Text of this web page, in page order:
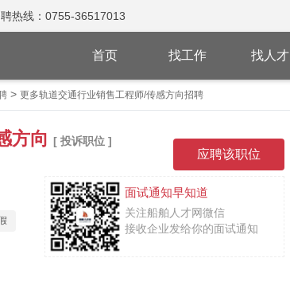
热线：0755-36517013
首页 找工作 找人才
> 更多轨道交通行业销售工程师/传感方向招聘
方向 [ 投诉职位 ]
面试通知早知道
关注船舶人才网微信
接收企业发给你的面试通知